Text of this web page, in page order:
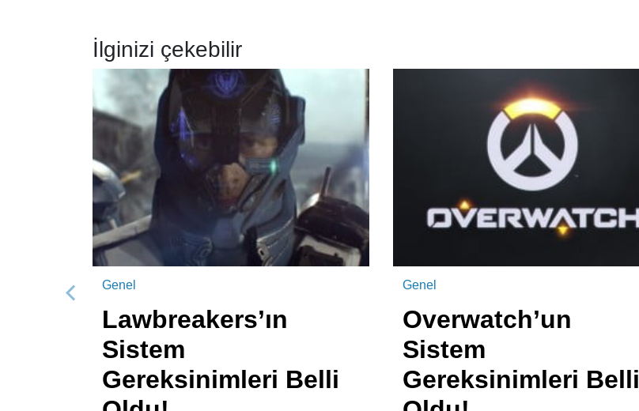
İlginizi çekebilir
Genel
Lawbreakers’ın
Sistem
Gereksinimleri Belli
Genel
Overwatch’un
Sistem
Gereksinimleri Belli
Önceki